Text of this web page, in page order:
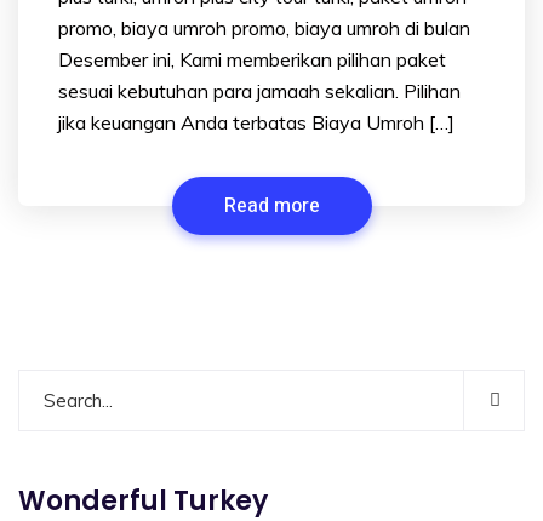
promo, biaya umroh promo, biaya umroh di bulan
Desember ini, Kami memberikan pilihan paket
sesuai kebutuhan para jamaah sekalian. Pilihan
jika keuangan Anda terbatas Biaya Umroh […]
Read more
Wonderful Turkey